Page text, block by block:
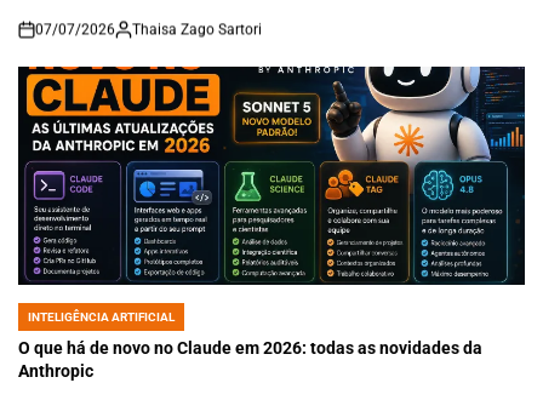
on
07/07/2026 Thaisa Zago Sartori
POSTED
IN
INTELIGÊNCIA ARTIFICIAL
O que há de novo no Claude em 2026: todas as novidades da
Anthropic